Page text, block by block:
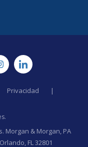
Privacidad
|
Morgan & Morgan, PA
FL 32801